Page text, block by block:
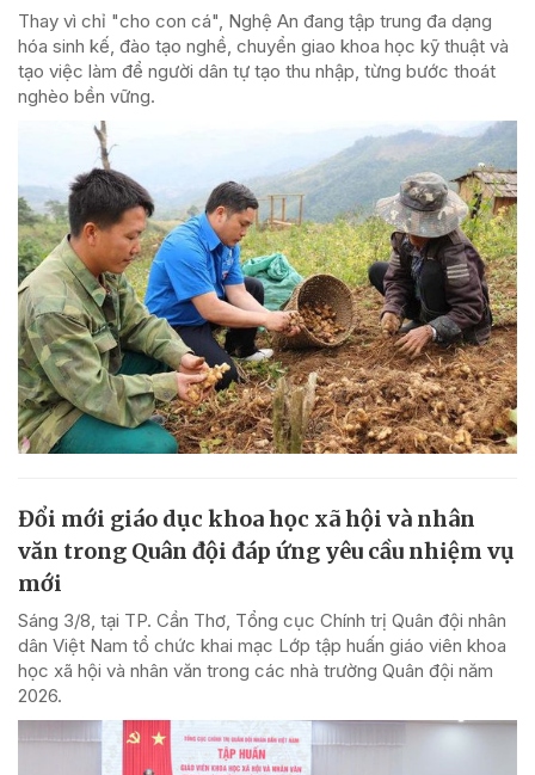
Thay vì chỉ "cho con cá", Nghệ An đang tập trung đa dạng
hóa sinh kế, đào tạo nghề, chuyển giao khoa học kỹ thuật và
tạo việc làm để người dân tự tạo thu nhập, từng bước thoát
nghèo bền vững.
Đổi mới giáo dục khoa học xã hội và nhân
văn trong Quân đội đáp ứng yêu cầu nhiệm vụ
mới
Sáng 3/8, tại TP. Cần Thơ, Tổng cục Chính trị Quân đội nhân
dân Việt Nam tổ chức khai mạc Lớp tập huấn giáo viên khoa
học xã hội và nhân văn trong các nhà trường Quân đội năm
2026.